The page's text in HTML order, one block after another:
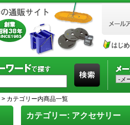
> カテゴリー内商品一覧
カテゴリー: アクセサリー